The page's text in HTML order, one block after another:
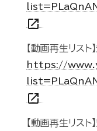
open_in_new
【動画再生リス
https://
open_in_new
【動画再生リス